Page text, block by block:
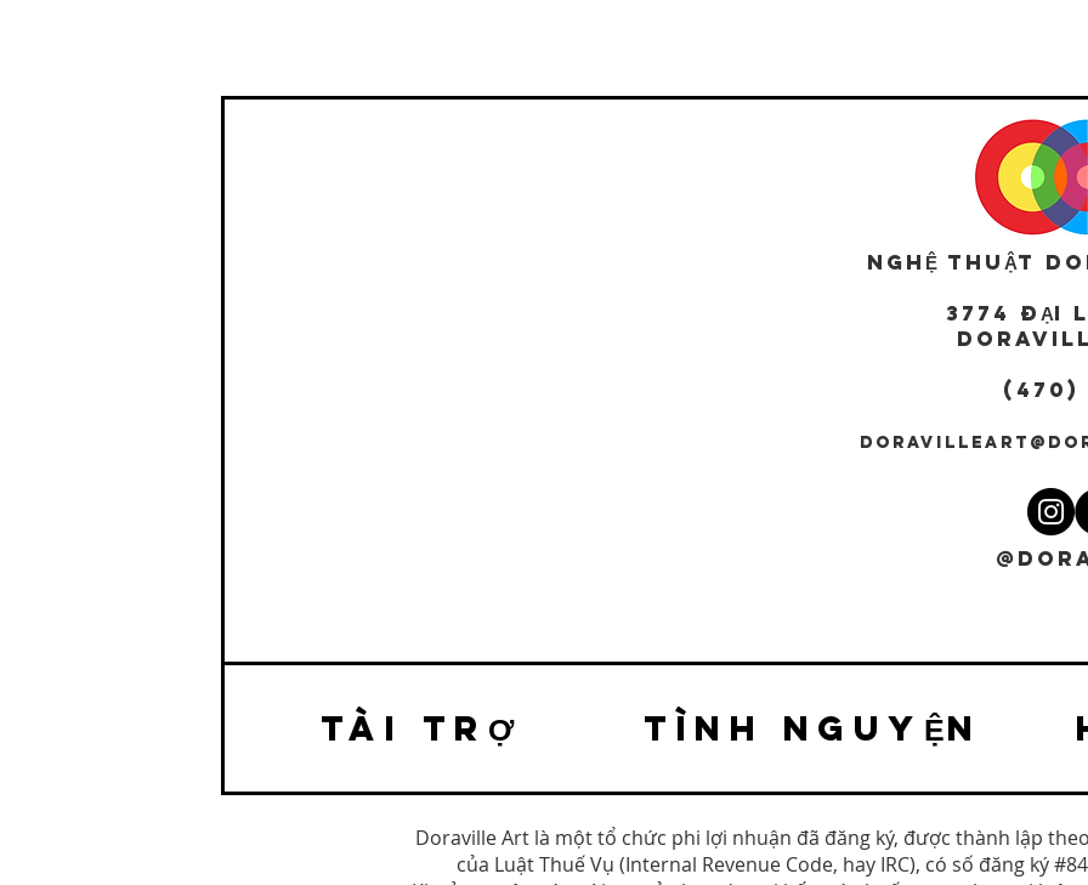
NGHỆ THUẬT
3774 ĐẠI
(470)
TÀI TRỢ TÌNH NGUYỆN
Doraville Art là một tổ chức phi lợi nhuận đã đăng ký, được thành lập
của Luật Thuế Vụ (Internal Revenue Code, hay IRC), có số đăng ký